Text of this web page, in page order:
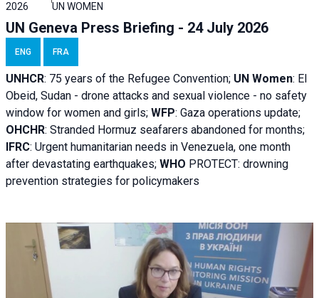
2026
UN WOMEN
UN Geneva Press Briefing - 24 July 2026
ENG FRA
UNHCR: 75 years of the Refugee Convention; UN Women: El
Obeid, Sudan - drone attacks and sexual violence - no safety
window for women and girls; WFP: Gaza operations update;
OHCHR: Stranded Hormuz seafarers abandoned for months;
IFRC: Urgent humanitarian needs in Venezuela, one month
after devastating earthquakes; WHO PROTECT: drowning
prevention strategies for policymakers